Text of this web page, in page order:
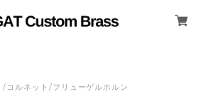
/コルネット/フリューゲルホルン